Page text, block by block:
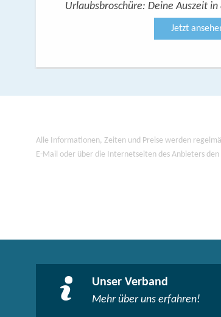
Urlaubsbroschüre: Deine Auszeit
Jetzt
Alle Informationen, Zeiten und Preise werden
E-Mail oder über die Internetseiten des Anbieters
Unser Verband
Mehr über uns erfahren!